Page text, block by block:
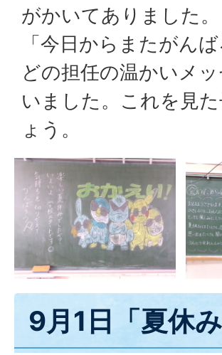
がかいてありました
「今日からまたがん
どの担任の温かいメ
いました。これを見
ょう。
9月1日「夏休み